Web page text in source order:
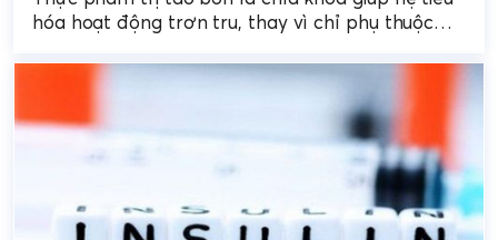
hóa hoạt động trơn tru, thay vì chỉ phụ thuộc